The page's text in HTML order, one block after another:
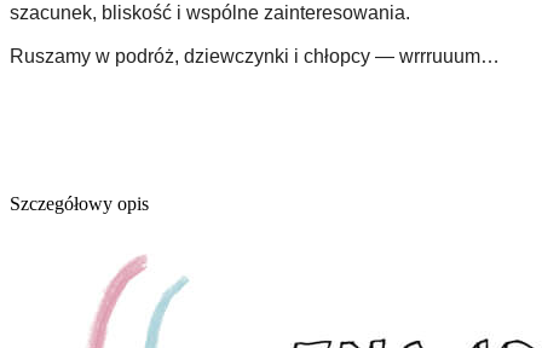
szacunek, bliskość i wspólne zainteresowania.
Ruszamy w podróż, dziewczynki i chłopcy — wrrruuum…
Szczegółowy opis